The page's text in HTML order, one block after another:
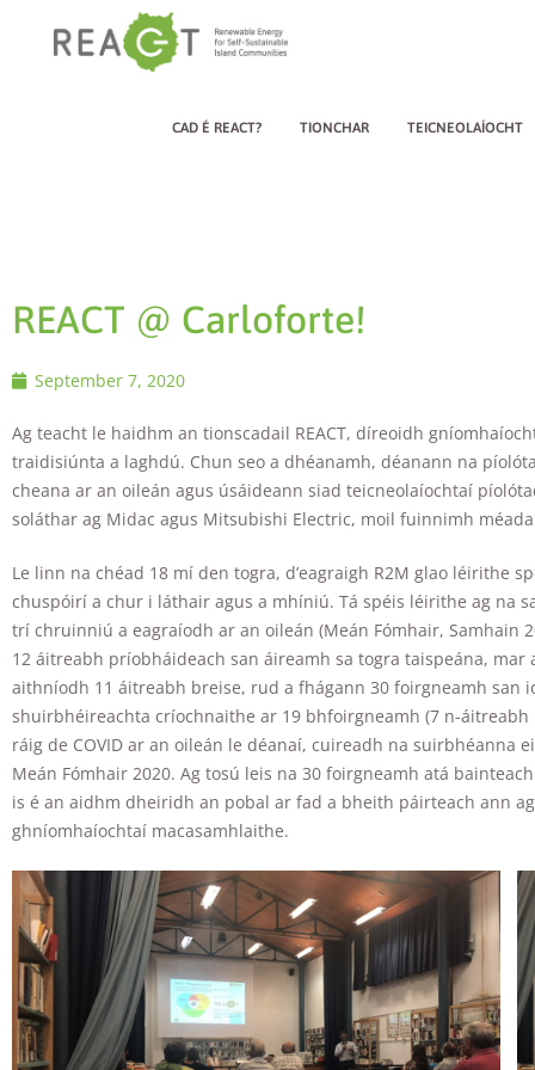
CAD É REACT? TIONCHAR TEICNEOLAÍOCHT
REACT @ Carloforte!
September 7, 2020
Ag teacht le haidhm an tionscadail REACT, díreoidh
traidisiúnta a laghdú. Chun seo a dhéanamh, déanann na
cheana ar an oileán agus úsáideann siad teicneolaíochtaí
soláthar ag Midac agus Mitsubishi Electric, moil fuinnimh
Le linn na chéad 18 mí den togra, d’eagraigh R2M glao léirithe
chuspóirí a chur i láthair agus a mhíniú. Tá spéis léirithe ag na
trí chruinniú a eagraíodh ar an oileán (Meán Fómhair, Samhain
12 áitreabh príobháideach san áireamh sa togra taispeána,
aithníodh 11 áitreabh breise, rud a fhágann 30 foirgneamh san
shuirbhéireachta críochnaithe ar 19 bhfoirgneamh (7 n-
ráig de COVID ar an oileán le déanaí, cuireadh na suirbhéanna
Meán Fómhair 2020. Ag tosú leis na 30 foirgneamh atá
is é an aidhm dheiridh an pobal ar fad a bheith páirteach ann
ghníomhaíochtaí macasamhlaithe.